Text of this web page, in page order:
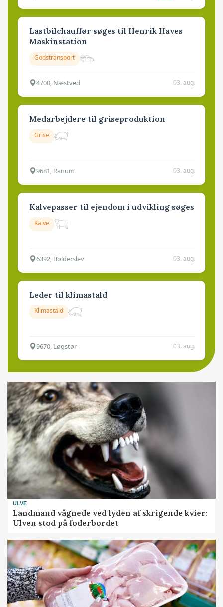
Lastbilchauffør søges til Henrik Haves
Maskinstation
Godstransport
4700, Næstved 03. aug.
Medarbejdere til griseproduktion
Grise
9681, Ranum 03. aug.
Kalvepasser til ejendom i udvikling søges
Kalve
6392, Bolderslev 03. aug.
Leder til klimastald
Klimastald
9670, Løgstør 03. aug.
ULVE
Landmand vågnede ved lyden af skrigende kvier:
Ulven stod på foderbordet